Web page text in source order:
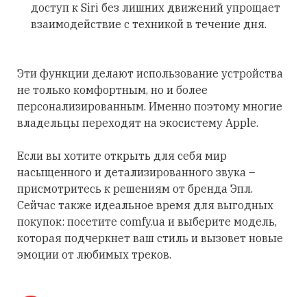
доступ к Siri без лишних движений упрощает
взаимодействие с техникой в течение дня.
Эти функции делают использование устройства
не только комфортным, но и более
персонализированным. Именно поэтому многие
владельцы переходят на экосистему Apple.
Если вы хотите открыть для себя мир
насыщенного и детализированного звука –
присмотритесь к решениям от бренда Эпл.
Сейчас также идеальное время для выгодных
покупок: посетите comfy.ua и выберите модель,
которая подчеркнет ваш стиль и вызовет новые
эмоции от любимых треков.